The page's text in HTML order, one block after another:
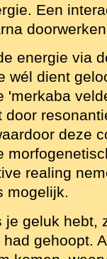
Een
energie via
wél dient
'merkaba
deze
realing
mogelijk.
geluk hebt,
gehoopt.